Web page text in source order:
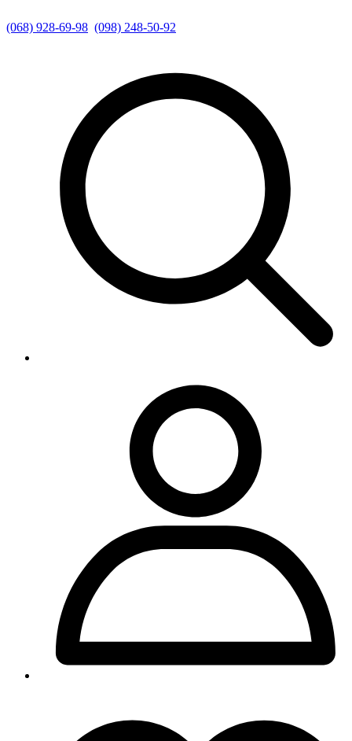
(068) 928-69-98 (098) 248-50-92